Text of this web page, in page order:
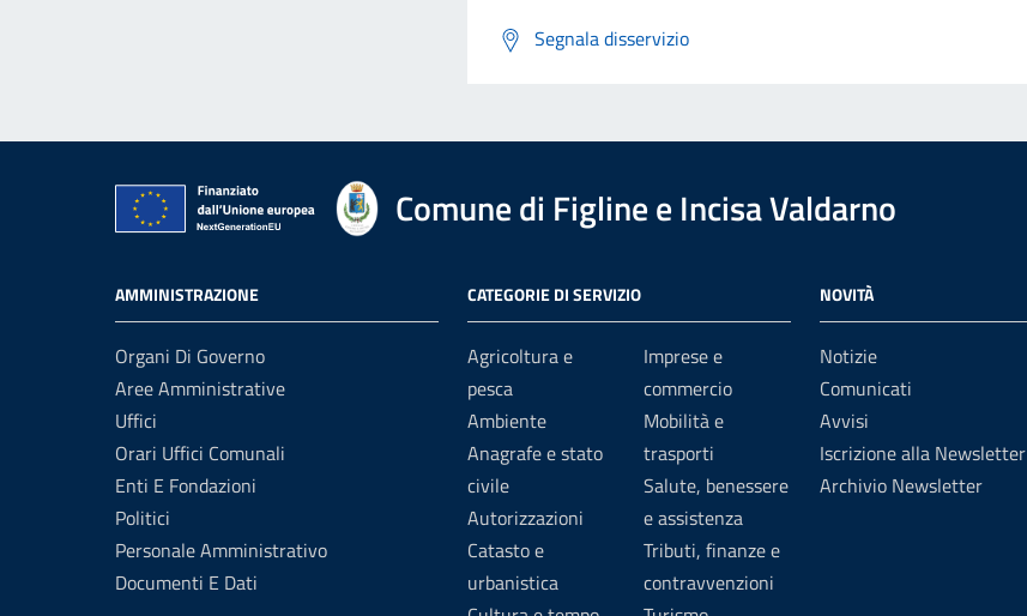
Segnala disservizio
Comune di Figline e Incisa Valdarno
AMMINISTRAZIONE
Organi Di Governo
Aree Amministrative
Uffici
Orari Uffici Comunali
Enti E Fondazioni
Politici
Personale Amministrativo
Documenti E Dati
CATEGORIE DI SERVIZIO
Agricoltura e
pesca
Ambiente
Anagrafe e stato
civile
Autorizzazioni
Catasto e
urbanistica
Imprese e
commercio
Mobilità e
trasporti
Salute, benessere
e assistenza
Tributi, finanze e
contravvenzioni
NOVITÀ
Notizie
Comunicati
Avvisi
Iscrizione alla Newsletter
Archivio Newsletter